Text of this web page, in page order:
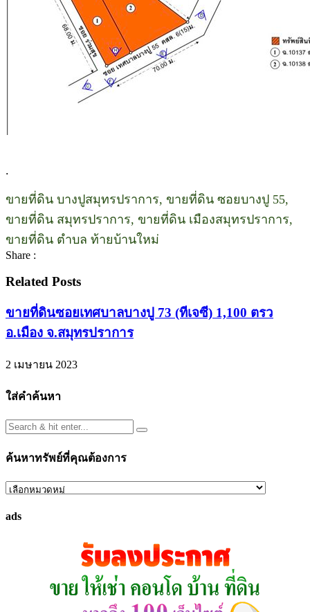
.
ขายที่ดิน บางปูสมุทรปราการ, ขายที่ดิน ซอยบางปู 55,
ขายที่ดิน สมุทรปราการ, ขายที่ดิน เมืองสมุทรปราการ,
ขายที่ดิน ตำบล ท้ายบ้านใหม่
Share :
Related Posts
ขายที่ดินซอยเทศบาลบางปู 73 (ทีเจซี) 1,100 ตรว
อ.เมือง จ.สมุทรปราการ
2 เมษายน 2023
ใส่คำค้นหา
ค้นหาทรัพย์ที่คุณต้องการ
ค้นหา
ที่
ads